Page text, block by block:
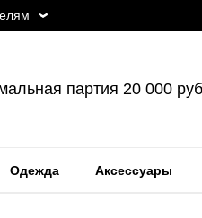
партия 20 000
Одежда Аксессуары